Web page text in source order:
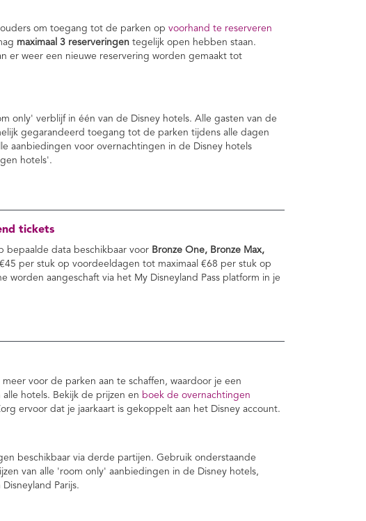
om toegang tot de parken op voorhand te reserveren
maximaal 3 reserveringen tegelijk open hebben staan.
er weer een nieuwe reservering worden gemaakt tot
only' verblijf in één van de Disney hotels. Alle gasten van de
gegarandeerd toegang tot de parken tijdens alle dagen
aanbiedingen voor overnachtingen in de Disney hotels
hotels'.
tickets
bepaalde data beschikbaar voor Bronze One, Bronze Max,
per stuk op voordeeldagen tot maximaal €68 per stuk op
worden aangeschaft via het My Disneyland Pass platform in je
voor de parken aan te schaffen, waardoor je een
hotels. Bekijk de prijzen en boek de overnachtingen
ervoor dat je jaarkaart is gekoppelt aan het Disney account.
beschikbaar via derde partijen. Gebruik onderstaande
van alle 'room only' aanbiedingen in de Disney hotels,
Parijs.